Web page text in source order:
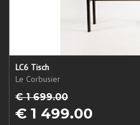
LC6 Tisch
Le Corbusier
€ 1 699.00
€ 1 499.00